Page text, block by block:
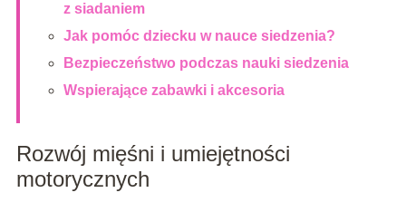
z siadaniem
Jak pomóc dziecku w nauce siedzenia?
Bezpieczeństwo podczas nauki siedzenia
Wspierające zabawki i akcesoria
Rozwój mięśni i umiejętności
motorycznych